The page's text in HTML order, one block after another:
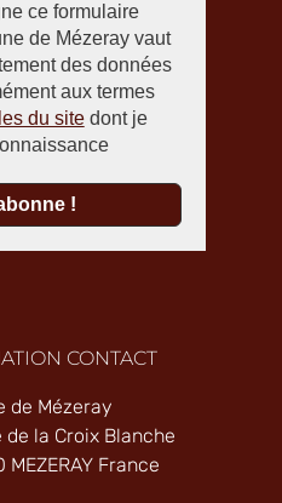
ce formulaire
de Mézeray vaut
des données
aux termes
du sitedont je
CONTACT
de Mézeray
de la Croix Blanche
MEZERAY France